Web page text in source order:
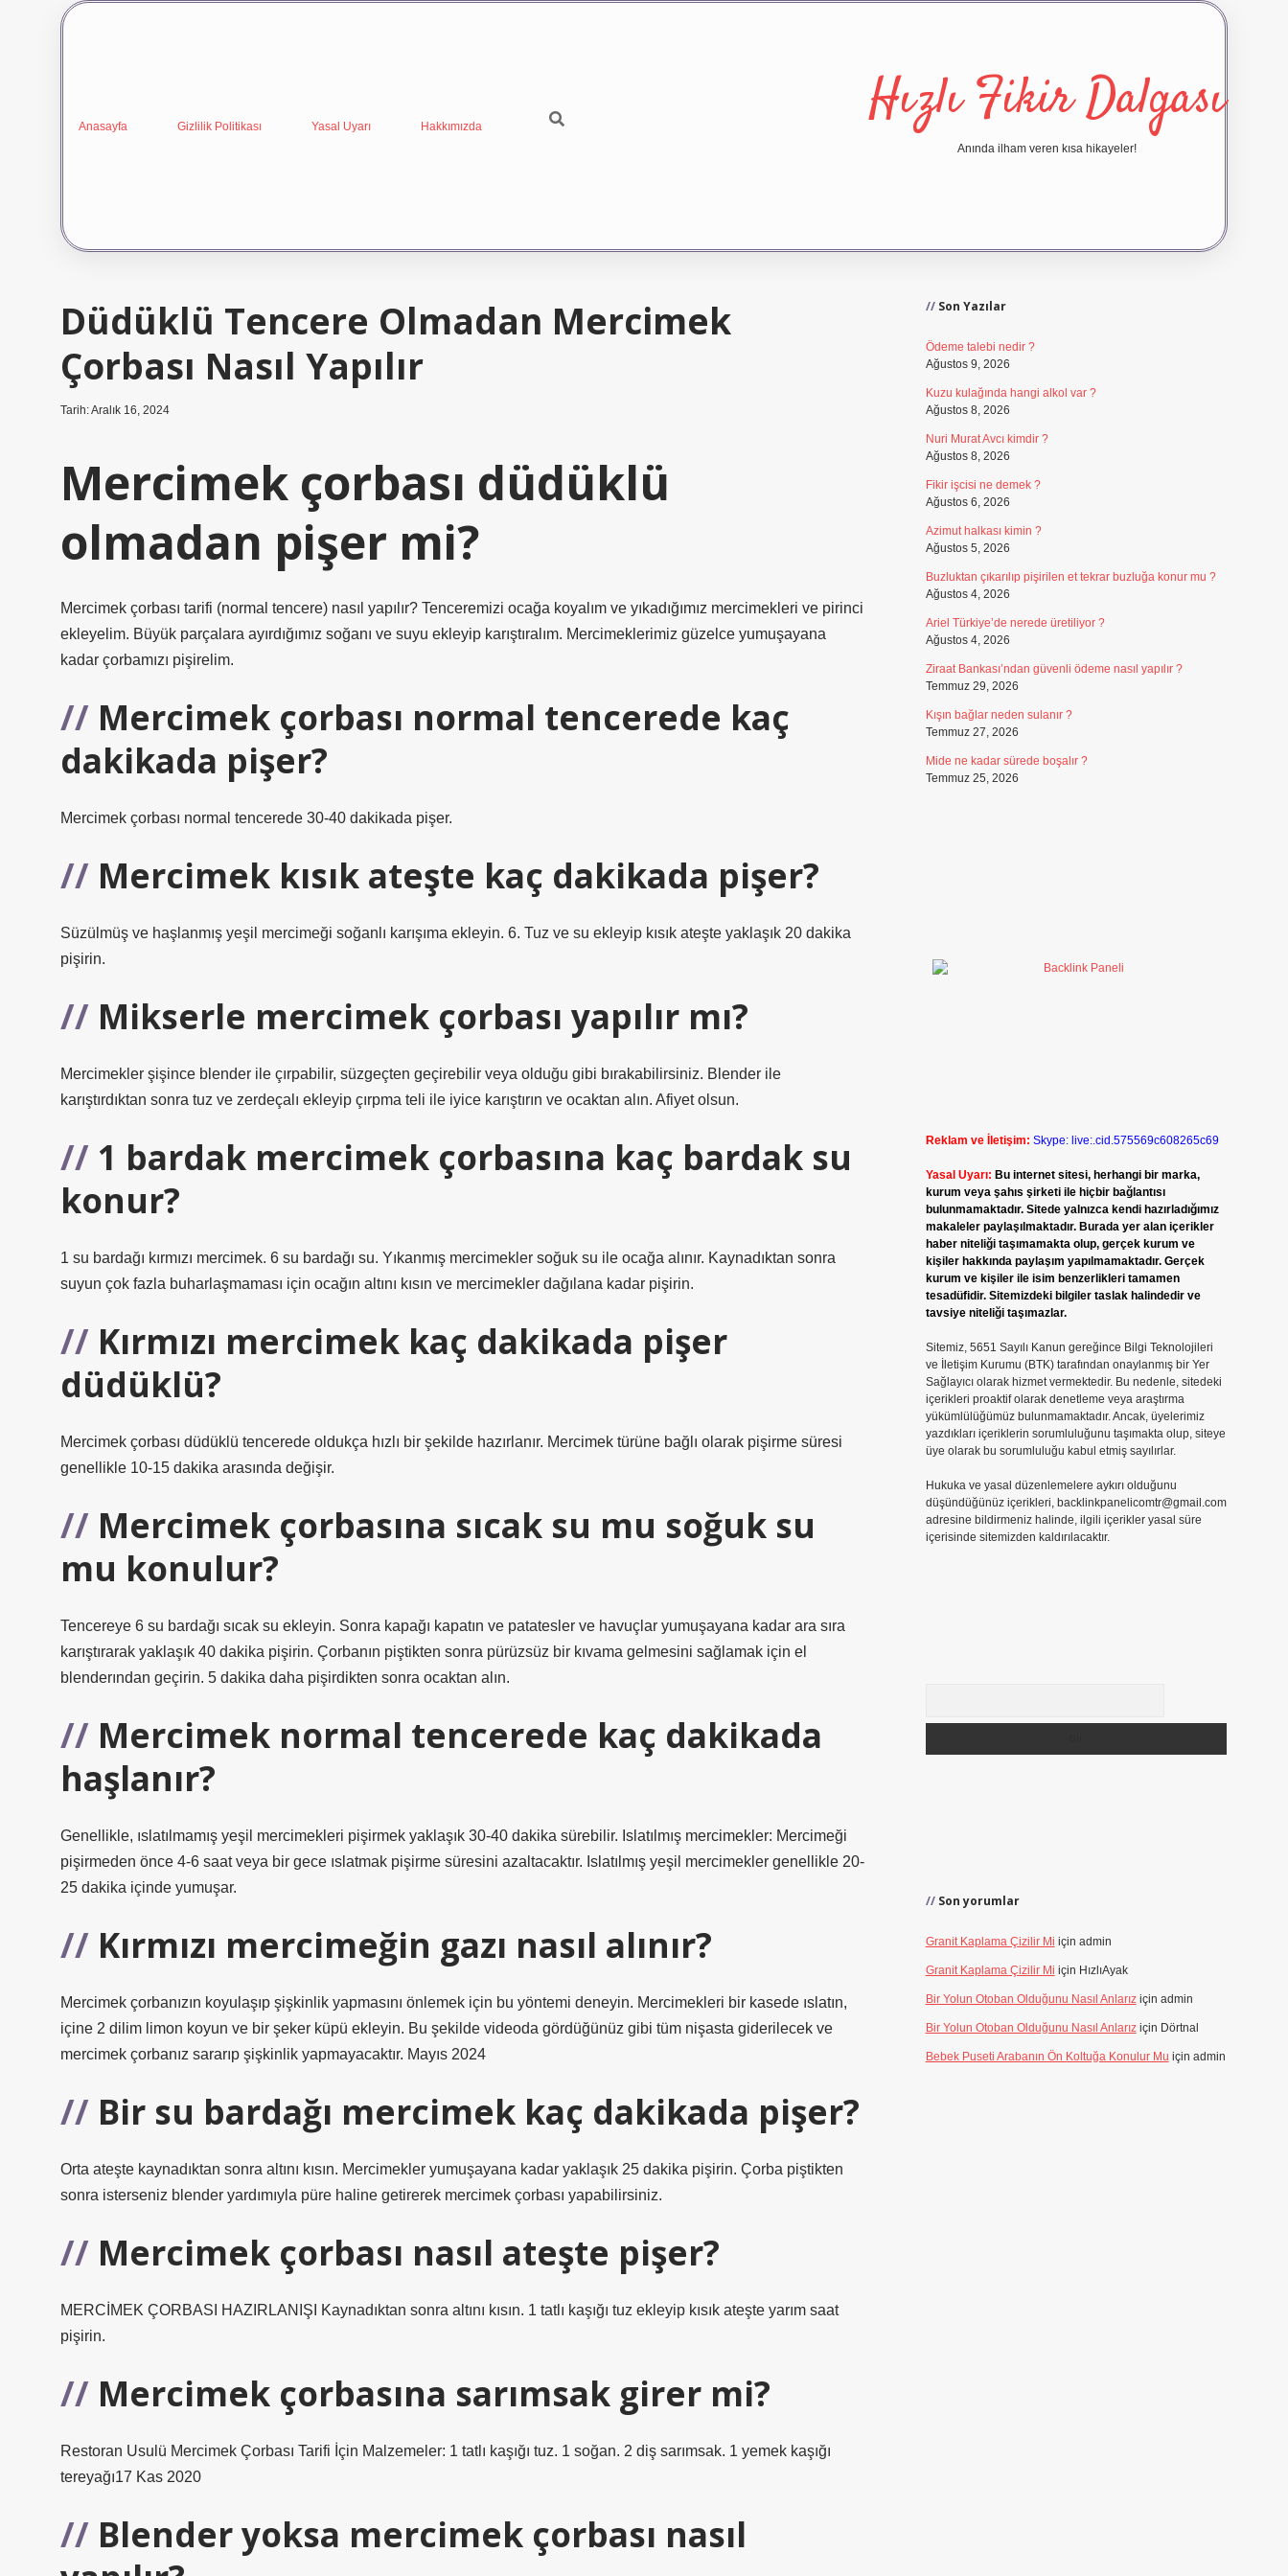
Anasayfa Gizlilik Politikası Yasal Uyarı Hakkımızda Hızlı Fikir Dalgası
Anında ilham veren kısa hikayeler!
Düdüklü Tencere Olmadan Mercimek
Çorbası Nasıl Yapılır
Tarih: Aralık 16, 2024
Mercimek çorbası düdüklü
olmadan pişer mi?
Mercimek çorbası tarifi (normal tencere) nasıl yapılır? Tenceremizi ocağa koyalım ve yıkadığımız mercimekleri ve pirinci
ekleyelim. Büyük parçalara ayırdığımız soğanı ve suyu ekleyip karıştıralım. Mercimeklerimiz güzelce yumuşayana
kadar çorbamızı pişirelim.
Mercimek çorbası normal tencerede kaç
dakikada pişer?
Mercimek çorbası normal tencerede 30-40 dakikada pişer.
Mercimek kısık ateşte kaç dakikada pişer?
Süzülmüş ve haşlanmış yeşil mercimeği soğanlı karışıma ekleyin. 6. Tuz ve su ekleyip kısık ateşte yaklaşık 20 dakika
pişirin.
Mikserle mercimek çorbası yapılır mı?
Mercimekler şişince blender ile çırpabilir, süzgeçten geçirebilir veya olduğu gibi bırakabilirsiniz. Blender ile
karıştırdıktan sonra tuz ve zerdeçalı ekleyip çırpma teli ile iyice karıştırın ve ocaktan alın. Afiyet olsun.
1 bardak mercimek çorbasına kaç bardak su
konur?
1 su bardağı kırmızı mercimek. 6 su bardağı su. Yıkanmış mercimekler soğuk su ile ocağa alınır. Kaynadıktan sonra
suyun çok fazla buharlaşmaması için ocağın altını kısın ve mercimekler dağılana kadar pişirin.
Kırmızı mercimek kaç dakikada pişer
düdüklü?
Mercimek çorbası düdüklü tencerede oldukça hızlı bir şekilde hazırlanır. Mercimek türüne bağlı olarak pişirme süresi
genellikle 10-15 dakika arasında değişir.
Mercimek çorbasına sıcak su mu soğuk su
mu konulur?
Tencereye 6 su bardağı sıcak su ekleyin. Sonra kapağı kapatın ve patatesler ve havuçlar yumuşayana kadar ara sıra
karıştırarak yaklaşık 40 dakika pişirin. Çorbanın piştikten sonra pürüzsüz bir kıvama gelmesini sağlamak için el
blenderından geçirin. 5 dakika daha pişirdikten sonra ocaktan alın.
Mercimek normal tencerede kaç dakikada
haşlanır?
Genellikle, ıslatılmamış yeşil mercimekleri pişirmek yaklaşık 30-40 dakika sürebilir. Islatılmış mercimekler: Mercimeği
pişirmeden önce 4-6 saat veya bir gece ıslatmak pişirme süresini azaltacaktır. Islatılmış yeşil mercimekler genellikle 20-
25 dakika içinde yumuşar.
Kırmızı mercimeğin gazı nasıl alınır?
Mercimek çorbanızın koyulaşıp şişkinlik yapmasını önlemek için bu yöntemi deneyin. Mercimekleri bir kasede ıslatın,
içine 2 dilim limon koyun ve bir şeker küpü ekleyin. Bu şekilde videoda gördüğünüz gibi tüm nişasta giderilecek ve
mercimek çorbanız sararıp şişkinlik yapmayacaktır. Mayıs 2024
Bir su bardağı mercimek kaç dakikada pişer?
Orta ateşte kaynadıktan sonra altını kısın. Mercimekler yumuşayana kadar yaklaşık 25 dakika pişirin. Çorba piştikten
sonra isterseniz blender yardımıyla püre haline getirerek mercimek çorbası yapabilirsiniz.
Mercimek çorbası nasıl ateşte pişer?
MERCİMEK ÇORBASI HAZIRLANIŞI Kaynadıktan sonra altını kısın. 1 tatlı kaşığı tuz ekleyip kısık ateşte yarım saat
pişirin.
Mercimek çorbasına sarımsak girer mi?
Restoran Usulü Mercimek Çorbası Tarifi İçin Malzemeler: 1 tatlı kaşığı tuz. 1 soğan. 2 diş sarımsak. 1 yemek kaşığı
tereyağı17 Kas 2020
Blender yoksa mercimek çorbası nasıl
Son Yazılar
Ödeme talebi nedir ?
Ağustos 9, 2026
Kuzu kulağında hangi alkol var ?
Ağustos 8, 2026
Nuri Murat Avcı kimdir ?
Ağustos 8, 2026
Fikir işcisi ne demek ?
Ağustos 6, 2026
Azimut halkası kimin ?
Ağustos 5, 2026
Buzluktan çıkarılıp pişirilen et tekrar buzluğa konur mu ?
Ağustos 4, 2026
Ariel Türkiye’de nerede üretiliyor ?
Ağustos 4, 2026
Ziraat Bankası’ndan güvenli ödeme nasıl yapılır ?
Temmuz 29, 2026
Kışın bağlar neden sulanır ?
Temmuz 27, 2026
Mide ne kadar sürede boşalır ?
Temmuz 25, 2026
Reklam ve İletişim: Skype: live:.cid.575569c608265c69
Yasal Uyarı: Bu internet sitesi, herhangi bir marka,
kurum veya şahıs şirketi ile hiçbir bağlantısı
bulunmamaktadır. Sitede yalnızca kendi hazırladığımız
makaleler paylaşılmaktadır. Burada yer alan içerikler
haber niteliği taşımamakta olup, gerçek kurum ve
kişiler hakkında paylaşım yapılmamaktadır. Gerçek
kurum ve kişiler ile isim benzerlikleri tamamen
tesadüfidir. Sitemizdeki bilgiler taslak halindedir ve
tavsiye niteliği taşımazlar.
Sitemiz, 5651 Sayılı Kanun gereğince Bilgi Teknolojileri
ve İletişim Kurumu (BTK) tarafından onaylanmış bir Yer
Sağlayıcı olarak hizmet vermektedir. Bu nedenle, sitedeki
içerikleri proaktif olarak denetleme veya araştırma
yükümlülüğümüz bulunmamaktadır. Ancak, üyelerimiz
yazdıkları içeriklerin sorumluluğunu taşımakta olup, siteye
üye olarak bu sorumluluğu kabul etmiş sayılırlar.
Hukuka ve yasal düzenlemelere aykırı olduğunu
düşündüğünüz içerikleri, backlinkpanelicomtr@gmail.com
adresine bildirmeniz halinde, ilgili içerikler yasal süre
içerisinde sitemizden kaldırılacaktır.
Son yorumlar
Granit Kaplama Çizilir Mi için admin
Granit Kaplama Çizilir Mi için HızlıAyak
Bir Yolun Otoban Olduğunu Nasıl Anlarıziçin admin
Bir Yolun Otoban Olduğunu Nasıl Anlarıziçin Dörtnal
Bebek Puseti Arabanın Ön Koltuğa Konulur Mu için admin